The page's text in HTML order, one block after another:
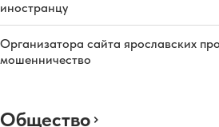
иностранцу
Организатора сайта ярославских
мошенничество
Общество